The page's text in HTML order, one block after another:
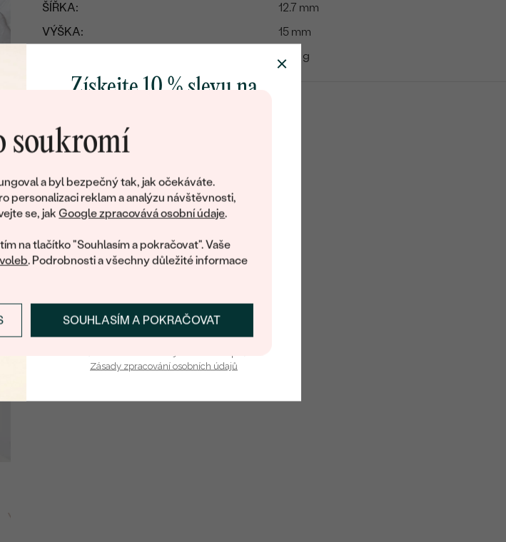
soukromí
a byl bezpečný tak, jak očekáváte.
personalizaci reklam a analýzu návštěvnosti,
se, jakGoogle zpracovává osobní údaje.
na tlačítko "Souhlasím a pokračovat". Vaše
. Podrobnosti a všechny důležité informace
SOUHLASÍM A POKRAČOVAT
ŠÍŘKA:
12.7 mm
VÝŠKA:
15 mm
2.92 g
Získejte 10 % slevu na
poctivě vyráběných šperků Eppi.
Jako dárek na přivítání vám obratem
zašleme slevový kód na váš první
PŘIHLÁSIT SE A ZÍSKAT SLEVU
Zásady zpracování osobních údajů